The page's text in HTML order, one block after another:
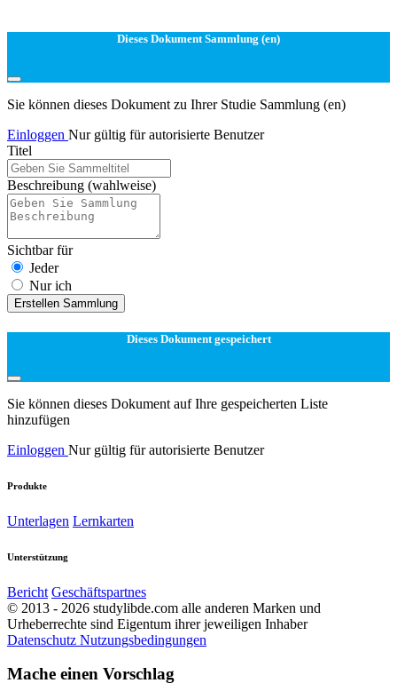
Dieses Dokument Sammlung (en)
Sie können dieses Dokument zu Ihrer Studie Sammlung (en)
Einloggen Nur gültig für autorisierte Benutzer
Titel
Beschreibung (wahlweise)
Sichtbar für
Jeder
Nur ich
Erstellen Sammlung
Dieses Dokument gespeichert
Sie können dieses Dokument auf Ihre gespeicherten Liste
hinzufügen
Einloggen Nur gültig für autorisierte Benutzer
Produkte
Unterlagen Lernkarten
Unterstützung
Bericht Geschäftspartnes
© 2013 - 2026 studylibde.com alle anderen Marken und
Urheberrechte sind Eigentum ihrer jeweiligen Inhaber
Datenschutz Nutzungsbedingungen
Mache einen Vorschlag